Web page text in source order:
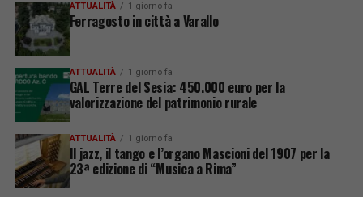
ATTUALITÀ 1 giorno fa
Ferragosto in città a Varallo
ATTUALITÀ 1 giorno fa
GAL Terre del Sesia: 450.000 euro per la
valorizzazione del patrimonio rurale
ATTUALITÀ 1 giorno fa
Il jazz, il tango e l’organo Mascioni del 1907 per la
23ª edizione di “Musica a Rima”